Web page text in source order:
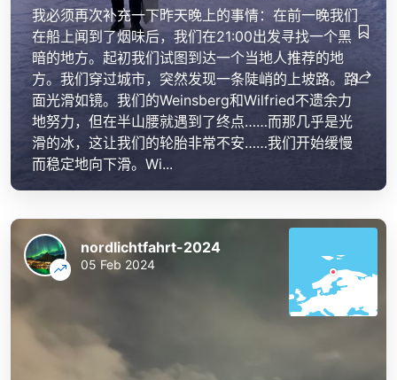
我必须再次补充一下昨天晚上的事情：在前一晚我们
在船上闻到了烟味后，我们在21:00出发寻找一个黑
暗的地方。起初我们试图到达一个当地人推荐的地
方。我们穿过城市，突然发现一条陡峭的上坡路。路
面光滑如镜。我们的Weinsberg和Wilfried不遗余力
地努力，但在半山腰就遇到了终点……而那几乎是光
滑的冰，这让我们的轮胎非常不安……我们开始缓慢
而稳定地向下滑。Wi...
nordlichtfahrt-2024
05 Feb 2024